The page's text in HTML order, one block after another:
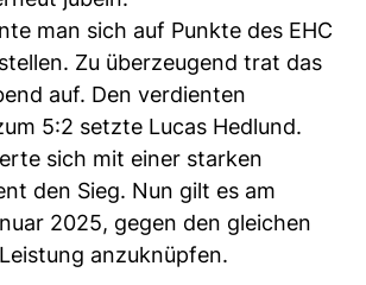
man sich auf Punkte des EHC
Zu überzeugend trat das
auf. Den verdienten
5:2 setzte Lucas Hedlund.
sich mit einer starken
den Sieg. Nun gilt es am
2025, gegen den gleichen
anzuknüpfen.